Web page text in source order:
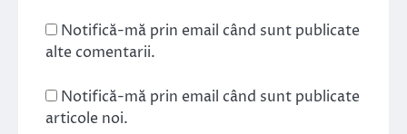
Notifică-mă prin email când sunt publicate
alte comentarii.
Notifică-mă prin email când sunt publicate
articole noi.